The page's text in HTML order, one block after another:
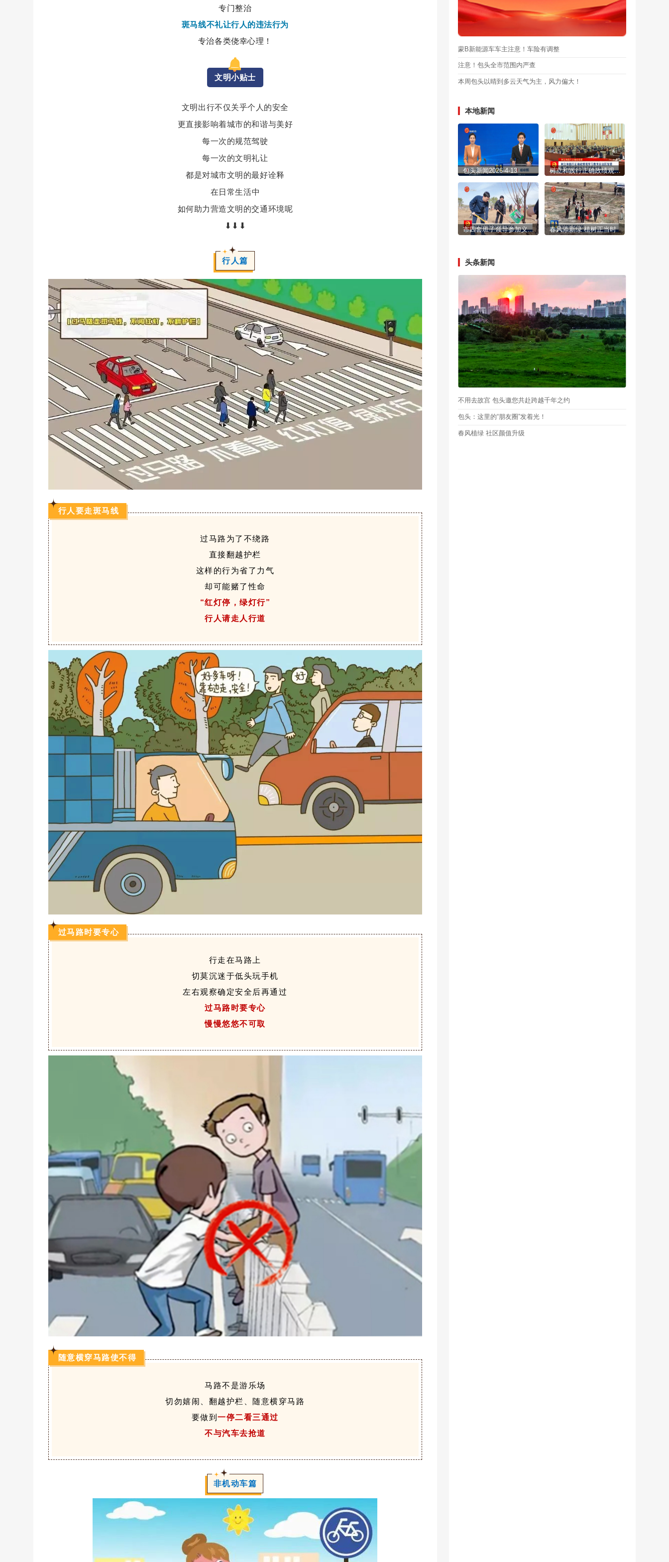
专门整治
斑马线不礼让行人的违法行为
专治各类侥幸心理！
文明小贴士
文明出行不仅关乎个人的安全
更直接影响着城市的和谐与美好
每一次的规范驾驶
每一次的文明礼让
都是对城市文明的最好诠释
在日常生活中
如何助力营造文明的交通环境呢
⬇⬇⬇
行人篇
行人要走斑马线
过马路为了不绕路
直接翻越护栏
这样的行为省了力气
却可能赌了性命
“红灯停，绿灯行”
行人请走人行道
过马路时要专心
行走在马路上
切莫沉迷于低头玩手机
左右观察确定安全后再通过
过马路时要专心
慢慢悠悠不可取
随意横穿马路使不得
马路不是游乐场
切勿嬉闹、翻越护栏、随意横穿马路
要做到一停二看三通过
不与汽车去抢道
非机动车篇
蒙B新能源车车主注意！车险有调整
注意！包头全市范围内严查
本周包头以晴到多云天气为主，风力偏大！
本地新闻
包头新闻2026-4-13 树立和践行正确政绩观学习教育自治区党委第二督导组进驻包头市见面会召开
市四套班子领导参加义务植树活动 春风添新绿 植树正当时
头条新闻
不用去故宫 包头邀您共赴跨越千年之约
包头：这里的“朋友圈”发着光！
春风植绿 社区颜值升级